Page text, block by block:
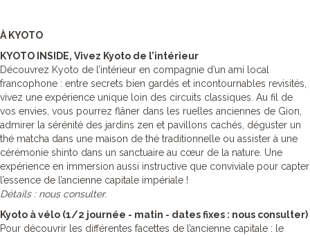
À KYOTO
KYOTO INSIDE, Vivez Kyoto de l’intérieur
Découvrez Kyoto de l’intérieur en compagnie d’un ami local
francophone : entre secrets bien gardés et incontournables revisités,
vivez une expérience unique loin des circuits classiques. Au fil de
vos envies, vous pourrez flâner dans les ruelles anciennes de Gion,
admirer la sérénité des jardins zen et pavillons cachés, déguster un
thé matcha dans une maison de thé traditionnelle ou assister à une
cérémonie shinto dans un sanctuaire au cœur de la nature. Une
expérience en immersion aussi instructive que conviviale pour capter
l’essence de l’ancienne capitale impériale !
Détails : nous consulter.
Kyoto à vélo (1/2 journée - matin - dates fixes : nous consulter)
Pour découvrir les différentes facettes de l’ancienne capitale : le